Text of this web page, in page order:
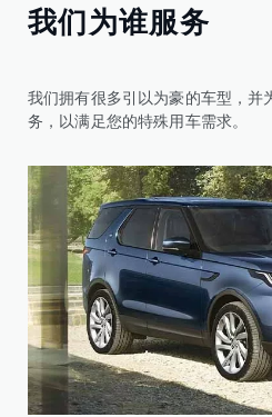
我们为谁服务
我们拥有很多引以为豪的⻋型，并
务，以满足您的特殊用⻋需求。